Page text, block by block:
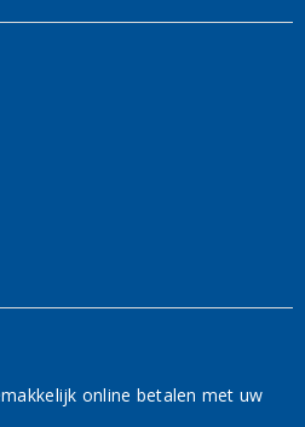
online betalen met uw